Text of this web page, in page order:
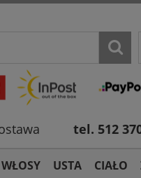
tel. 512
WŁOSY USTA CIAŁO